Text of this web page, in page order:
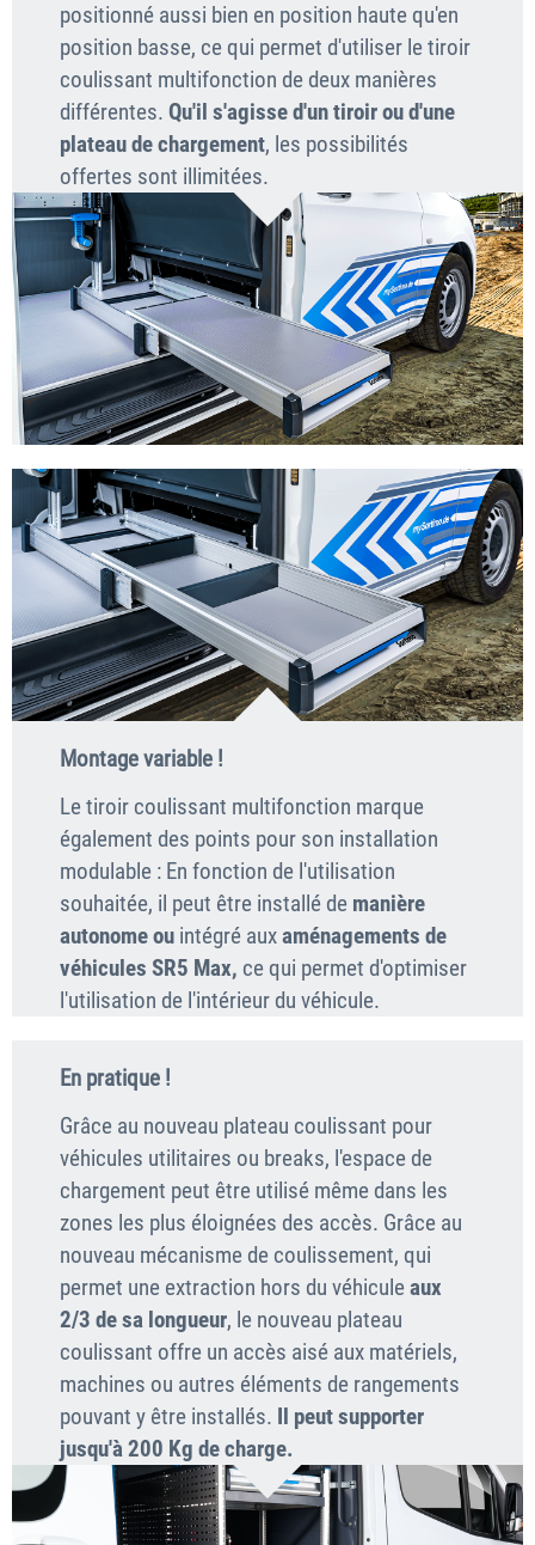
positionné aussi bien en position haute qu'en
position basse, ce qui permet d'utiliser le tiroir
coulissant multifonction de deux manières
différentes. Qu'il s'agisse d'un tiroir ou d'une
plateau de chargement, les possibilités
offertes sont illimitées.
Montage variable !
Le tiroir coulissant multifonction marque
également des points pour son installation
modulable : En fonction de l'utilisation
souhaitée, il peut être installé de manière
autonomeou intégré auxaménagements de
véhicules SR5 Max, ce qui permet d'optimiser
l'utilisation de l'intérieur du véhicule.
En pratique !
Grâce au nouveau plateau coulissant pour
véhicules utilitaires ou breaks, l'espace de
chargement peut être utilisé même dans les
zones les plus éloignées des accès. Grâce au
nouveau mécanisme de coulissement, qui
permet une extraction hors du véhiculeaux
2/3 de sa longueur, le nouveau plateau
coulissant offre un accès aisé aux matériels,
machines ou autres éléments de rangements
pouvant y être installés. Il peut supporter
jusqu'à 200 Kg de charge.